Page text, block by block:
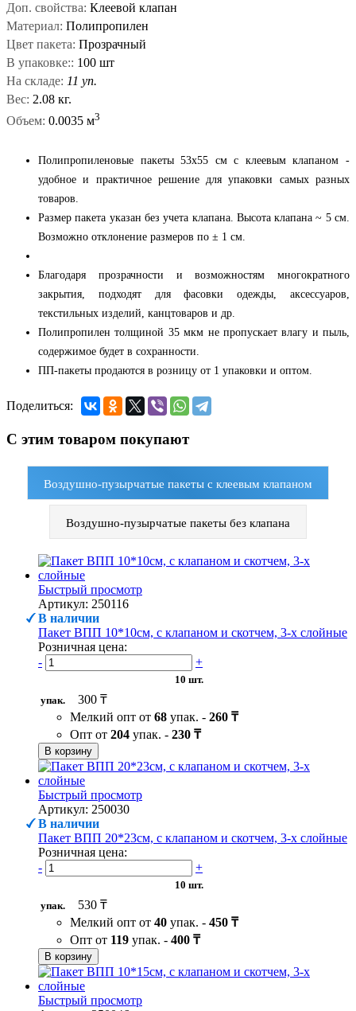
Доп. свойства: Клеевой клапан
Материал: Полипропилен
Цвет пакета: Прозрачный
В упаковке:: 100 шт
На складе: 11 уп.
Вес: 2.08 кг.
Объем: 0.0035 м3
Полипропиленовые пакеты 53x55 см с клеевым клапаном -
удобное и практичное решение для упаковки самых разных
товаров.
Размер пакета указан без учета клапана. Высота клапана ~ 5 см.
Возможно отклонение размеров по ± 1 см.
Благодаря прозрачности и возможностям многократного
закрытия, подходят для фасовки одежды, аксессуаров,
текстильных изделий, канцтоваров и др.
Полипропилен толщиной 35 мкм не пропускает влагу и пыль,
содержимое будет в сохранности.
ПП-пакеты продаются в розницу от 1 упаковки и оптом.
Поделиться:
С этим товаром покупают
Воздушно-пузырчатые пакеты с клеевым клапаном
Воздушно-пузырчатые пакеты без клапана
Быстрый просмотр
Артикул: 250116
В наличии
Пакет ВПП 10*10см, с клапаном и скотчем, 3-х слойные
Розничная цена:
-
+
10 шт.
упак.
300 ₸
Мелкий опт от 68 упак. - 260 ₸
Опт от 204 упак. - 230 ₸
В корзину
Быстрый просмотр
Артикул: 250030
В наличии
Пакет ВПП 20*23см, с клапаном и скотчем, 3-х слойные
Розничная цена:
-
+
10 шт.
упак.
530 ₸
Мелкий опт от 40 упак. - 450 ₸
Опт от 119 упак. - 400 ₸
В корзину
Быстрый просмотр